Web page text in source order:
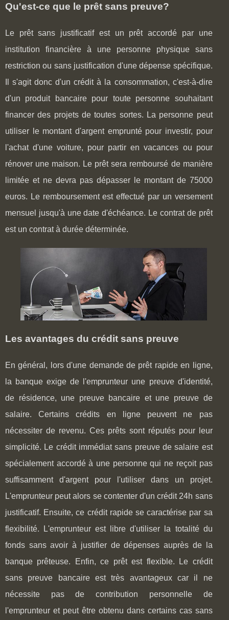
Qu'est-ce que le prêt sans preuve?
Le prêt sans justificatif est un prêt accordé par une
institution financière à une personne physique sans
restriction ou sans justification d'une dépense spécifique.
Il s'agit donc d'un crédit à la consommation, c'est-à-dire
d'un produit bancaire pour toute personne souhaitant
financer des projets de toutes sortes. La personne peut
utiliser le montant d'argent emprunté pour investir, pour
l'achat d'une voiture, pour partir en vacances ou pour
rénover une maison. Le prêt sera remboursé de manière
limitée et ne devra pas dépasser le montant de 75000
euros. Le remboursement est effectué par un versement
mensuel jusqu'à une date d'échéance. Le contrat de prêt
est un contrat à durée déterminée.
Les avantages du crédit sans preuve
En général, lors d'une demande de prêt rapide en ligne,
la banque exige de l'emprunteur une preuve d'identité,
de résidence, une preuve bancaire et une preuve de
salaire. Certains crédits en ligne peuvent ne pas
nécessiter de revenu. Ces prêts sont réputés pour leur
simplicité. Le crédit immédiat sans preuve de salaire est
spécialement accordé à une personne qui ne reçoit pas
suffisamment d'argent pour l'utiliser dans un projet.
L'emprunteur peut alors se contenter d'un crédit 24h sans
justificatif. Ensuite, ce crédit rapide se caractérise par sa
flexibilité. L'emprunteur est libre d'utiliser la totalité du
fonds sans avoir à justifier de dépenses auprès de la
banque prêteuse. Enfin, ce prêt est flexible. Le crédit
sans preuve bancaire est très avantageux car il ne
nécessite pas de contribution personnelle de
l'emprunteur et peut être obtenu dans certains cas sans